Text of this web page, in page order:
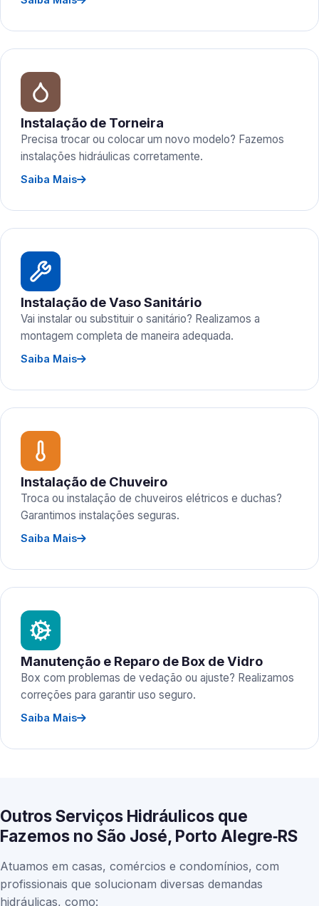
Instalação de Torneira
Precisa trocar ou colocar um novo modelo? Fazemos
instalações hidráulicas corretamente.
Saiba Mais
Instalação de Vaso Sanitário
Vai instalar ou substituir o sanitário? Realizamos a
montagem completa de maneira adequada.
Saiba Mais
Instalação de Chuveiro
Troca ou instalação de chuveiros elétricos e duchas?
Garantimos instalações seguras.
Saiba Mais
Manutenção e Reparo de Box de Vidro
Box com problemas de vedação ou ajuste? Realizamos
correções para garantir uso seguro.
Saiba Mais
Outros Serviços Hidráulicos que
Fazemos no São José, Porto Alegre‑RS
Atuamos em casas, comércios e condomínios, com
profissionais que solucionam diversas demandas
hidráulicas, como: